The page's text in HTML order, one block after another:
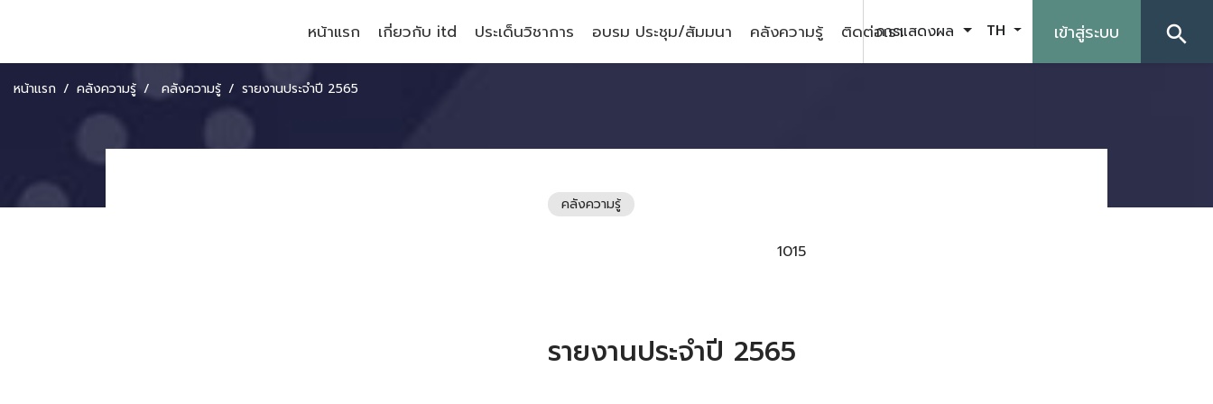
หน้าแรก เกี่ยวกับ itd ประเด็นวิชาการ อบรม ประชุม/สัมมนา คลังความรู้ ติดต่อเราการแสดงผล TH เข้าสู่ระบบ search
หน้าแรก คลังความรู้ คลังความรู้ รายงานประจำปี 2565
คลังความรู้
1015
รายงานประจำปี 2565